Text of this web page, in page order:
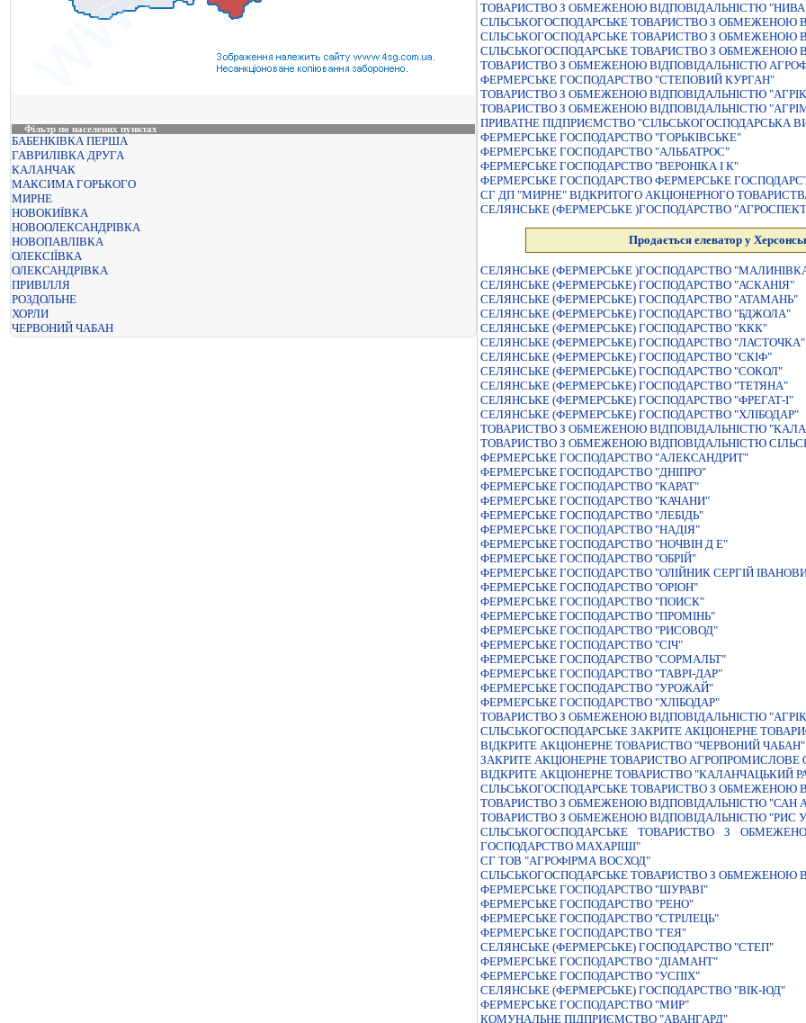
Фільтр по населених пунктах
БАБЕНКІВКА ПЕРША
ГАВРИЛІВКА ДРУГА
КАЛАНЧАК
МАКСИМА ГОРЬКОГО
МИРНЕ
НОВОКИЇВКА
НОВООЛЕКСАНДРІВКА
НОВОПАВЛІВКА
ОЛЕКСІЇВКА
ОЛЕКСАНДРІВКА
ПРИВІЛЛЯ
РОЗДОЛЬНЕ
ХОРЛИ
ЧЕРВОНИЙ ЧАБАН
ТОВАРИСТВО З ОБМЕЖЕНОЮ ВІДПОВІДАЛЬНІСТЮ
СІЛЬСЬКОГОСПОДАРСЬКЕ ТОВАРИСТВО З ОБМЕЖЕНОЮ
СIЛЬСЬКОГОСПОДАРСЬКЕ ТОВАРИСТВО З ОБМЕЖЕНОЮ
СIЛЬСЬКОГОСПОДАРСЬКЕ ТОВАРИСТВО З ОБМЕЖЕНОЮ
ТОВАРИСТВО З ОБМЕЖЕНОЮ ВІДПОВІДАЛЬНІСТЮ
ФЕРМЕРСЬКЕ ГОСПОДАРСТВО "СТЕПОВИЙ КУРГАН"
ТОВАРИСТВО З ОБМЕЖЕНОЮ ВIДПОВIДАЛЬНIСТЮ
ТОВАРИСТВО З ОБМЕЖЕНОЮ ВIДПОВIДАЛЬНIСТЮ
ПРИВАТНЕ ПIДПРИЄМСТВО "СIЛЬСЬКОГОСПОДАРСЬКА
ФЕРМЕРСЬКЕ ГОСПОДАРСТВО "ГОРЬКIВСЬКЕ"
ФЕРМЕРСЬКЕ ГОСПОДАРСТВО "АЛЬБАТРОС"
ФЕРМЕРСЬКЕ ГОСПОДАРСТВО "ВЕРОНIКА I К"
ФЕРМЕРСЬКЕ ГОСПОДАРСТВО ФЕРМЕРСЬКЕ
СГ ДП "МИРНЕ" ВІДКРИТОГО АКЦІОНЕРНОГО
СЕЛЯНСЬКЕ (ФЕРМЕРСЬКЕ )ГОСПОДАРСТВО
Продається елеватор у
СЕЛЯНСЬКЕ (ФЕРМЕРСЬКЕ )ГОСПОДАРСТВО
СЕЛЯНСЬКЕ (ФЕРМЕРСЬКЕ) ГОСПОДАРСТВО "АСКАНIЯ"
СЕЛЯНСЬКЕ (ФЕРМЕРСЬКЕ) ГОСПОДАРСТВО "АТАМАНЬ"
СЕЛЯНСЬКЕ (ФЕРМЕРСЬКЕ) ГОСПОДАРСТВО "БДЖОЛА"
СЕЛЯНСЬКЕ (ФЕРМЕРСЬКЕ) ГОСПОДАРСТВО "ККК"
СЕЛЯНСЬКЕ (ФЕРМЕРСЬКЕ) ГОСПОДАРСТВО "ЛАСТОЧКА"
СЕЛЯНСЬКЕ (ФЕРМЕРСЬКЕ) ГОСПОДАРСТВО "СКІФ"
СЕЛЯНСЬКЕ (ФЕРМЕРСЬКЕ) ГОСПОДАРСТВО "СОКОЛ"
СЕЛЯНСЬКЕ (ФЕРМЕРСЬКЕ) ГОСПОДАРСТВО "ТЕТЯНА"
СЕЛЯНСЬКЕ (ФЕРМЕРСЬКЕ) ГОСПОДАРСТВО "ФРЕГАТ-I"
СЕЛЯНСЬКЕ (ФЕРМЕРСЬКЕ) ГОСПОДАРСТВО "ХЛIБОДАР"
ТОВАРИСТВО З ОБМЕЖЕНОЮ ВІДПОВІДАЛЬНІСТЮ
ТОВАРИСТВО З ОБМЕЖЕНОЮ ВІДПОВІДАЛЬНІСТЮ
ФЕРМЕРСЬКЕ ГОСПОДАРСТВО "АЛЕКСАНДРИТ"
ФЕРМЕРСЬКЕ ГОСПОДАРСТВО "ДНІПРО"
ФЕРМЕРСЬКЕ ГОСПОДАРСТВО "КАРАТ"
ФЕРМЕРСЬКЕ ГОСПОДАРСТВО "КАЧАНИ"
ФЕРМЕРСЬКЕ ГОСПОДАРСТВО "ЛЕБIДЬ"
ФЕРМЕРСЬКЕ ГОСПОДАРСТВО "НАДIЯ"
ФЕРМЕРСЬКЕ ГОСПОДАРСТВО "НОЧВІН Д Е"
ФЕРМЕРСЬКЕ ГОСПОДАРСТВО "ОБРІЙ"
ФЕРМЕРСЬКЕ ГОСПОДАРСТВО "ОЛІЙНИК СЕРГІЙ
ФЕРМЕРСЬКЕ ГОСПОДАРСТВО "ОРIОН"
ФЕРМЕРСЬКЕ ГОСПОДАРСТВО "ПОИСК"
ФЕРМЕРСЬКЕ ГОСПОДАРСТВО "ПРОМIНЬ"
ФЕРМЕРСЬКЕ ГОСПОДАРСТВО "РИСОВОД"
ФЕРМЕРСЬКЕ ГОСПОДАРСТВО "СIЧ"
ФЕРМЕРСЬКЕ ГОСПОДАРСТВО "СОРМАЛЬТ"
ФЕРМЕРСЬКЕ ГОСПОДАРСТВО "ТАВРІ-ДАР"
ФЕРМЕРСЬКЕ ГОСПОДАРСТВО "УРОЖАЙ"
ФЕРМЕРСЬКЕ ГОСПОДАРСТВО "ХЛIБОДАР"
ТОВАРИСТВО З ОБМЕЖЕНОЮ ВIДПОВIДАЛЬНIСТЮ
СIЛЬСЬКОГОСПОДАРСЬКЕ ЗАКРИТЕ АКЦIОНЕРНЕ
ВIДКРИТЕ АКЦIОНЕРНЕ ТОВАРИСТВО "ЧЕРВОНИЙ ЧАБАН"
ЗАКРИТЕ АКЦІОНЕРНЕ ТОВАРИСТВО АГРОПРОМИСЛОВЕ
ВIДКРИТЕ АКЦIОНЕРНЕ ТОВАРИСТВО "КАЛАНЧАЦЬКИЙ
СІЛЬСЬКОГОСПОДАРСЬКЕ ТОВАРИСТВО З ОБМЕЖЕНОЮ
ТОВАРИСТВО З ОБМЕЖЕНОЮ ВIДПОВIДАЛЬНIСТЮ "САН
ТОВАРИСТВО З ОБМЕЖЕНОЮ ВIДПОВIДАЛЬНIСТЮ "РИС
СІЛЬСЬКОГОСПОДАРСЬКЕ ТОВАРИСТВО З
ГОСПОДАРСТВО МАХАРІШІ"
СГ ТОВ "АГРОФІРМА ВОСХОД"
СIЛЬСЬКОГОСПОДАРСЬКЕ ТОВАРИСТВО З ОБМЕЖЕНОЮ
ФЕРМЕРСЬКЕ ГОСПОДАРСТВО "ШУРАВI"
ФЕРМЕРСЬКЕ ГОСПОДАРСТВО "РЕНО"
ФЕРМЕРСЬКЕ ГОСПОДАРСТВО "СТРIЛЕЦЬ"
ФЕРМЕРСЬКЕ ГОСПОДАРСТВО "ГЕЯ"
СЕЛЯНСЬКЕ (ФЕРМЕРСЬКЕ) ГОСПОДАРСТВО "СТЕП"
ФЕРМЕРСЬКЕ ГОСПОДАРСТВО "ДІАМАНТ"
ФЕРМЕРСЬКЕ ГОСПОДАРСТВО "УСПIХ"
СЕЛЯНСЬКЕ (ФЕРМЕРСЬКЕ) ГОСПОДАРСТВО "ВІК-ЮД"
ФЕРМЕРСЬКЕ ГОСПОДАРСТВО "МИР"
КОМУНАЛЬНЕ ПІДПРИЄМСТВО "АВАНГАРД"